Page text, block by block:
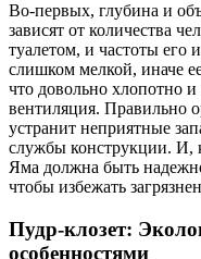
Во-первых, глубина и
зависят от количества
туалетом, и частоты его
слишком мелкой, иначе
что довольно хлопотно
вентиляция. Правильно
устранит неприятные
службы конструкции. И,
Яма должна быть
чтобы избежать
Пудр-клозет:
особенностями